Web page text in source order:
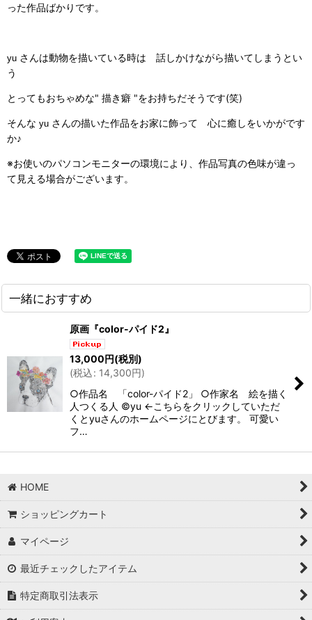
った作品ばかりです。
yu さんは動物を描いている時は 話しかけながら描いてしまうとい
う
とってもおちゃめな" 描き癖 "をお持ちだそうです(笑)
そんな yu さんの描いた作品をお家に飾って 心に癒しをいかがです
か♪
※お使いのパソコンモニターの環境により、作品写真の色味が違っ
て見える場合がございます。
一緒におすすめ
原画『color-パイド2』
13,000 円(税別)
(税込: 14,300円)
○作品名 「color-パイド2」 ○作家名 絵を描く
人つくる人 ©yu ←こちらをクリックしていただ
くとyuさんのホームページにとびます。 可愛い
フ…
HOME
ショッピングカート
マイページ
最近チェックしたアイテム
特定商取引法表示